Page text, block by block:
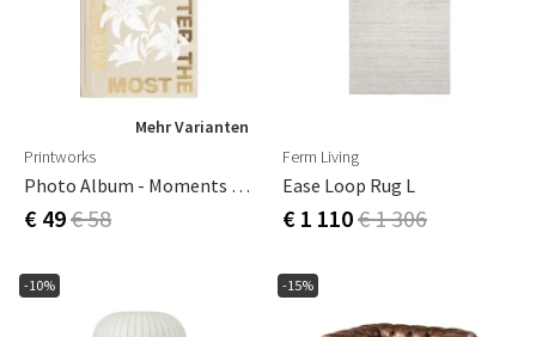
Mehr Varianten
Printworks
Photo Album - Moments That Matters The Most, Black
€ 49€ 58
Ferm Living
Ease Loop Rug L
€ 1 110€ 1 306
-10% -15%